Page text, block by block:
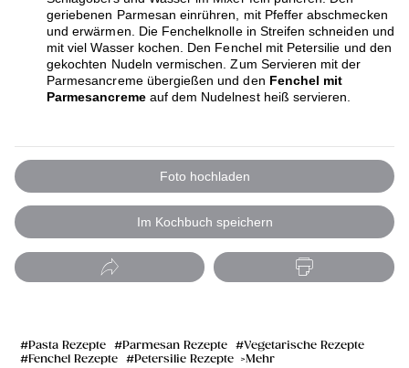
geriebenen Parmesan einrühren, mit Pfeffer abschmecken
und erwärmen. Die Fenchelknolle in Streifen schneiden und
mit viel Wasser kochen. Den Fenchel mit Petersilie und den
gekochten Nudeln vermischen. Zum Servieren mit der
Parmesancreme übergießen und den Fenchel mit
Parmesancreme auf dem Nudelnest heiß servieren.
Foto hochladen
Im Kochbuch speichern
Pasta Rezepte Parmesan Rezepte
Vegetarische Rezepte
Fenchel Rezepte
Petersilie Rezepte Mehr